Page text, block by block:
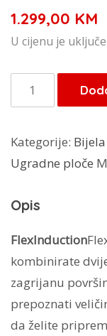
1.299,00 KM
U cijenu je
Bosch
ugradbena
PXX375FB1E
-
količina
Kategorije:
Ugradne ploče
Opis
FlexInduction
kombinirate
zagrijanu
prepoznati
da želite